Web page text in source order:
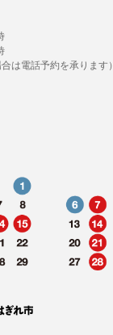
は電話予約を承ります）